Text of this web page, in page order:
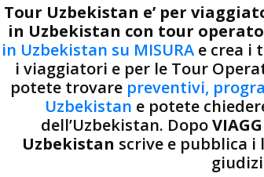
Tour Uzbekistan e’ per
in Uzbekistan con tour
in Uzbekistan su MISURAe crea i
i viaggiatori e per le Tour
potete trovare preventivi,
Uzbekistan e potete
dell’Uzbekistan. Dopo
Uzbekistan scrive e pubblica